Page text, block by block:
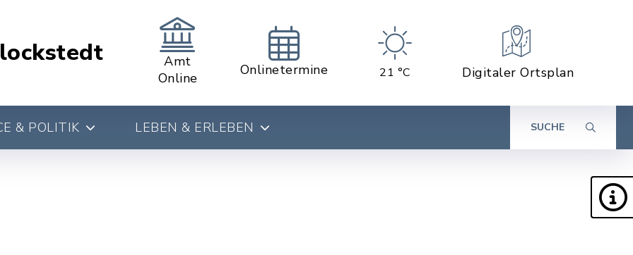
Amt
Online
Onlinetermine 21 °C Digitaler Ortsplan
& POLITIK LEBEN & ERLEBEN SUCHE